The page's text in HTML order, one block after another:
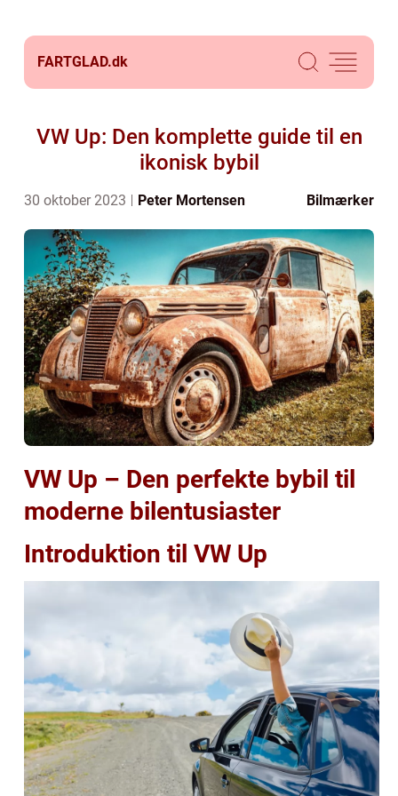
FARTGLAD.dk
VW Up: Den komplette guide til en
ikonisk bybil
30 oktober 2023 Peter Mortensen Bilmærker
VW Up – Den perfekte bybil til
moderne bilentusiaster
Introduktion til VW Up